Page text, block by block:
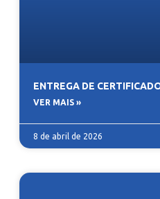
ENTREGA DE
VER MAIS »
8 de abril de 2026